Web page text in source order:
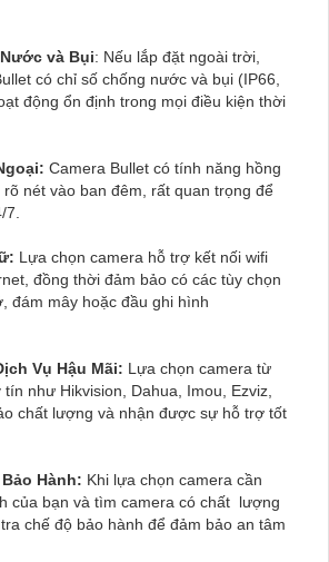
và Bụi: Nếu lắp đặt ngoài trời,
có chỉ số chống nước và bụi (IP66,
động ổn định trong mọi điều kiện thời
Camera Bullet có tính năng hồng
nét vào ban đêm, rất quan trọng để
Lựa chọn camera hỗ trợ kết nối wifi
đồng thời đảm bảo có các tùy chọn
đám mây hoặc đầu ghi hình
Vụ Hậu Mãi: Lựa chọn camera từ
như Hikvision, Dahua, Imou, Ezviz,
chất lượng và nhận được sự hỗ trợ tốt
Hành: Khi lựa chọn camera cần
của bạn và tìm camera có chất lượng
chế độ bảo hành để đảm bảo an tâm